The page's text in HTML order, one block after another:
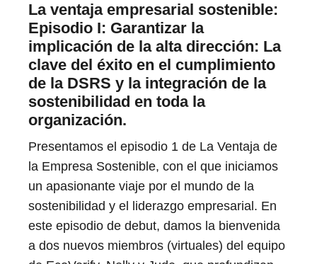
La ventaja empresarial sostenible:
Episodio I: Garantizar la
implicación de la alta dirección: La
clave del éxito en el cumplimiento
de la DSRS y la integración de la
sostenibilidad en toda la
organización.
Presentamos el episodio 1 de La Ventaja de
la Empresa Sostenible, con el que iniciamos
un apasionante viaje por el mundo de la
sostenibilidad y el liderazgo empresarial. En
este episodio de debut, damos la bienvenida
a dos nuevos miembros (virtuales) del equipo